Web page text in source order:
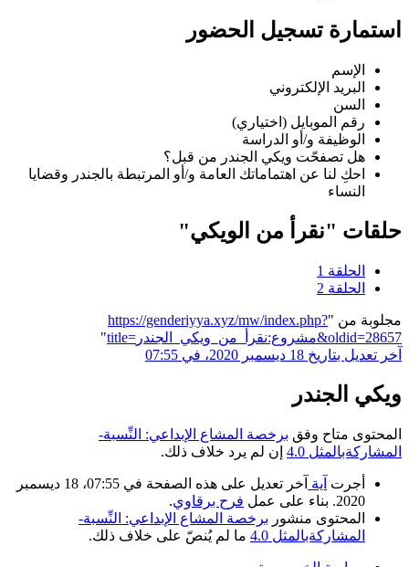
استمارة تسجيل الحضور
الإسم
البريد الإلكتروني
السن
رقم الموبايل (اختياري)
الوظيفة و/أو الدراسة
هل تصفحّت ويكي الجندر من قبل؟
احكِ لنا عن اهتماماتك العامة و/أو المرتبطة بالجندر وقضايا
النساء
حلقات "نقرأ من الويكي"
الحلقة 1
الحلقة 2
مجلوبة من "https://genderiyya.xyz/mw/index.php?
title=مشروع:نقرأ_من_ويكي_الجندر&oldid=28657
"
آخر تعديل بتاريخ 18 ديسمبر 2020، في 07:55
ويكي الجندر
المحتوى متاح وفق برخصة المشاع الإبداعي: النِّسبة-
المشاركةبالمثل 4.0
إن لم يرد خلاف ذلك.
أجرت آية
آخر تعديل على هذه الصفحة في 07:55، 18 ديسمبر
2020. بناء على عمل
فرح برقاوي.
المحتوى منشور برخصة المشاع الإبداعي: النِّسبة-
المشاركةبالمثل 4.0
ما لم يُنصّ على خلاف ذلك.